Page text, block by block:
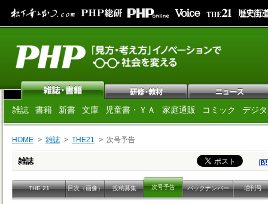
雑誌 書籍 新書 文庫 児童書・ＹＡ 家庭通販 コミック デジ
HOME 雑誌 THE21 次号予告
雑誌
THE 21 目次（画像） 投稿募集 次号予告 バックナンバー 増刊号